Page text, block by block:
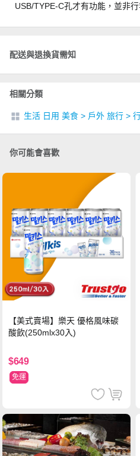
USB/TYPE-C孔才有功能，並非
配送與退換貨需知
相關分類
生活 日用 美食 > 戶外 旅行 >
你可能會喜歡
【美式賣場】樂天 優格風味碳
酸飲(250mlx30入)
$649
免運